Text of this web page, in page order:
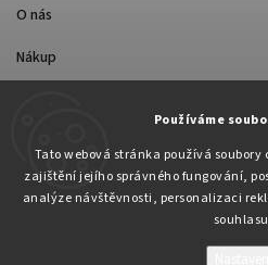
Používáme
Tato webová stránka používá soubory
zajištění jejího správného fungování,
analýze návštěvnosti, personalizaci
O nás
Nákup